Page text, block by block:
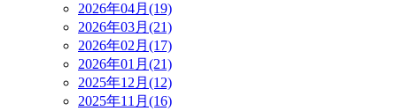
2026年04月(19)
2026年03月(21)
2026年02月(17)
2026年01月(21)
2025年12月(12)
2025年11月(16)